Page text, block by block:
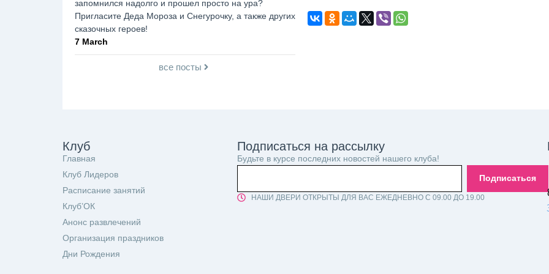
запомнился надолго и прошел просто на ура?
Пригласите Деда Мороза и Снегурочку, а также других
сказочных героев!
7 March
все посты
Клуб
Главная
Клуб Лидеров
Расписание занятий
Клуб’ОК
Анонс развлечений
Организация праздников
Дни Рождения
Подписаться на рассылку
Будьте в курсе последних новостей нашего клуба!
Подписаться
НАШИ ДВЕРИ ОТКРЫТЫ ДЛЯ ВАС ЕЖЕДНЕВНО С 09.00 ДО 19.00